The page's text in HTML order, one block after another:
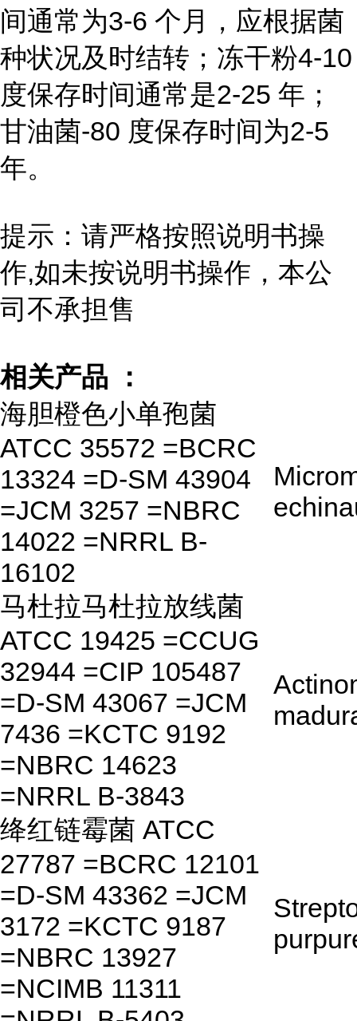
间通常为3-6 个月，应根据菌
种状况及时结转；冻干粉4-10
度保存时间通常是2-25 年；
甘油菌-80 度保存时间为2-5
年。
提示：请严格按照说明书操
作,如未按说明书操作，本公
司不承担售
相关产品 ：
海胆橙色小单孢菌
ATCC 35572 =BCRC
13324 =D-SM 43904
=JCM 3257 =NBRC
14022 =NRRL B-
16102
马杜拉马杜拉放线菌
ATCC 19425 =CCUG
32944 =CIP 105487
=D-SM 43067 =JCM
7436 =KCTC 9192
=NBRC 14623
=NRRL B-3843
绛红链霉菌 ATCC
27787 =BCRC 12101
=D-SM 43362 =JCM
3172 =KCTC 9187
=NBRC 13927
=NCIMB 11311